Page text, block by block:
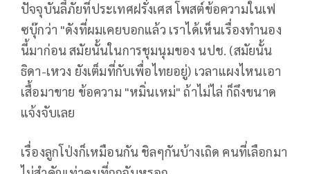
ปัจจุบันลี้ภัยที่ประเทศฝรั่งเศส โพสต์ข้อความในเฟ
ซบุ๊กว่า "ดังที่ผมเคยบอกแล้ว เราได้เห็นเรื่องทำนอง
นี้มาก่อน สมัยนั้นในการชุมนุมของ นปช. (สมัยนั้น
ธิดา-เหวง ยังเต็มที่กับเพื่อไทยอยู่) เวลาแผงไหนเอา
เสื้อมาขาย ข้อความ "หมิ่นเหม่" ถ้าไม่ไล่ ก็ถึงขนาด
แจ้งจับเลย
เรื่องลูกโป่งก็เหมือนกัน ชิลๆกันบ้างเถิด คนที่เลือกมา